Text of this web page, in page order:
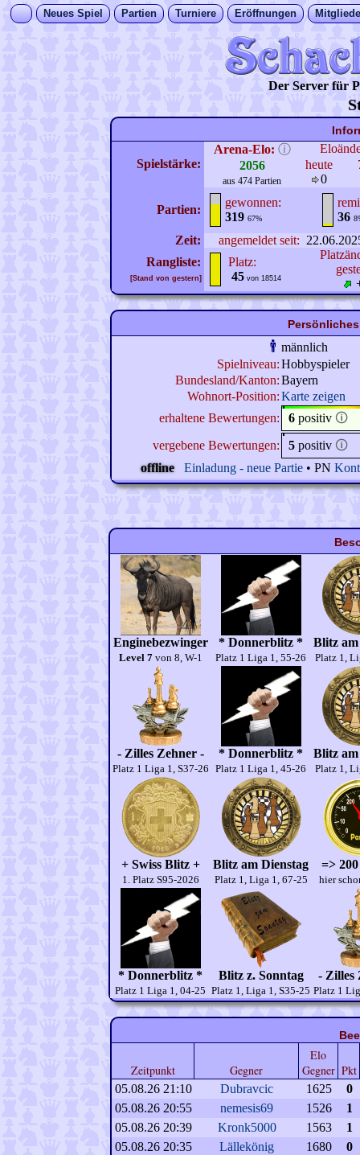
Neues Spiel Partien Turniere Eröffnungen
Der Server für
Spielstärke:
Arena-Elo: ⓘ
2056
aus 474 Partien
heute
0
Partien:
gewonnen:
319 67%
36
Zeit: angemeldet seit:
Rangliste:
[Stand von gestern]
Platz:
45 von 18514
männlich
Spielniveau:Hobbyspieler
Bundesland/Kanton:Bayern
Wohnort-Position:Karte zeigen
erhaltene Bewertungen:
6 positiv 🛈
vergebene Bewertungen:
5 positiv 🛈
offline
Einladung - neue Partie • PN
Enginebezwinger
Level 7von 8, W-1
* Donnerblitz *
Platz 1 Liga 1, 55-26
Blitz
Platz 1,
- Zilles Zehner -
Platz 1 Liga 1, S37-26
* Donnerblitz *
Platz 1 Liga 1, 45-26
Blitz
Platz 1,
+ Swiss Blitz +
1. Platz S95-2026
Blitz am Dienstag
Platz 1, Liga 1, 67-25
=>
hier
* Donnerblitz *
Platz 1 Liga 1, 04-25
Blitz z. Sonntag
Platz 1, Liga 1, S35-25
- Zilles
Platz 1
Zeitpunkt Gegner
Elo
Gegner Pkt
05.08.26 21:10 Dubravcic 1625
0
05.08.26 20:55
nemesis69 1526
1
05.08.26 20:39
Kronk5000 1563
1
05.08.26 20:35
Lällekönig 1680
0